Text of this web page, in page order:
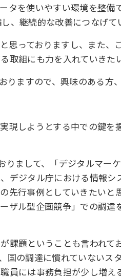
を使いやすい環境を整備
継続的な改善につなげて
っておりますし、また、
組にも力を入れていきた
ますので、興味のある方
現しようとする中での鍵を
まして、「デジタルマー
デジタル庁における情報シ
行事例としていきたいと
ザル型企画競争」での調
課題ということも言われて
の調達に慣れていないス
員には事務負担が少し増え